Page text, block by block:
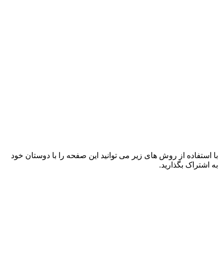
با استفاده از روش های زیر می توانید این صفحه را با دوستان خود
به اشتراک بگذارید.